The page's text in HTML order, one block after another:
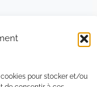
pour stocker et/ou